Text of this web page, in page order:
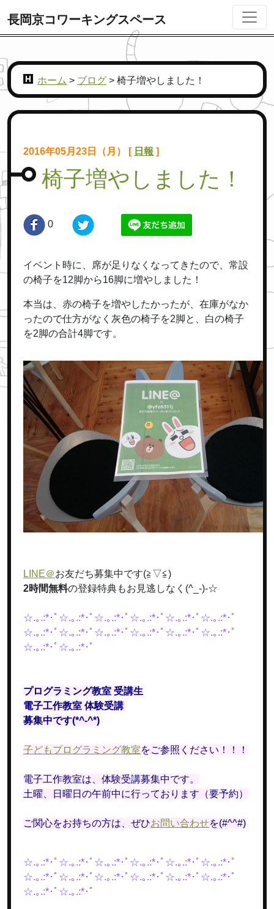
長岡京コワーキングスペース
ホーム > ブログ > 椅子増やしました！
2016年05月23日（月） [ 日報 ]
椅子増やしました！
0
イベント時に、席が足りなくなってきたので、常設
の椅子を12脚から16脚に増やしました！
本当は、赤の椅子を増やしたかったが、在庫がなか
ったので仕方がなく灰色の椅子を2脚と、白の椅子
を2脚の合計4脚です。
LINE＠お友だち募集中です(≧▽≦)
2時間無料の登録特典もお見逃しなく(^_-)-☆
☆.｡.:*･ﾟ☆.｡.:*･ﾟ☆.｡.:*･ﾟ☆.｡.:*･ﾟ☆.｡.:*･ﾟ☆.｡.:*･ﾟ
☆.｡.:*･ﾟ☆.｡.:*･ﾟ☆.｡.:*･ﾟ☆.｡.:*･ﾟ☆.｡.:*･ﾟ☆.｡.:*･ﾟ
☆.｡.:*･ﾟ☆.｡.:*･ﾟ
プログラミング教室 受講生
電子工作教室 体験受講
募集中です(*^-^*)
子どもプログラミング教室をご参照ください！！！
電子工作教室は、体験受講募集中です。
土曜、日曜日の午前中に行っております（要予約）
ご関心をお持ちの方は、ぜひお問い合わせを(#^^#)
☆.｡.:*･ﾟ☆.｡.:*･ﾟ☆.｡.:*･ﾟ☆.｡.:*･ﾟ☆.｡.:*･ﾟ☆.｡.:*･ﾟ
☆.｡.:*･ﾟ☆.｡.:*･ﾟ☆.｡.:*･ﾟ☆.｡.:*･ﾟ☆.｡.:*･ﾟ☆.｡.:*･ﾟ
☆.｡.:*･ﾟ☆.｡.:*･ﾟ